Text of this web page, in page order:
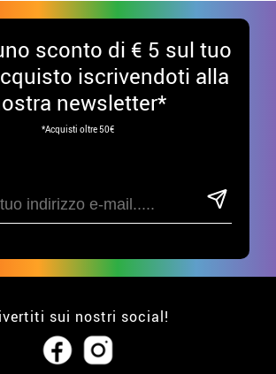
sconto di € 5 sul tuo
iscrivendoti alla
newsletter*
*Acquisti oltre 50€
sui nostri social!